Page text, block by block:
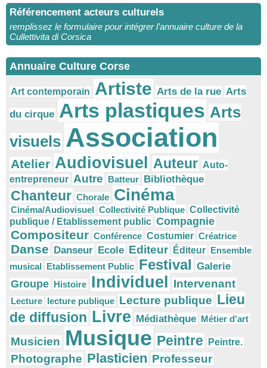
Référencement acteurs culturels
remplissez le formulaire pour intégrer l’annuaire culture de la
Cullettivita di Corsica
Annuaire Culture Corse
Art contemporain Artiste Arts de la rue Arts
du cirque Arts plastiques Arts
visuels Association
Atelier Audiovisuel Auteur Auto-
entrepreneur Autre Batteur Bibliothèque
Chanteur Chorale Cinéma
Cinéma/Audiovisuel Collectivité Publique Collectivité
publique / Etablissement public Compagnie
Compositeur Conférence Costumier Créatrice
Danse Danseur Ecole Editeur Éditeur Ensemble
musical Etablissement Public Festival Galerie
Groupe Histoire Individuel Intervenant
Lecture lecture publique Lecture publique Lieu
de diffusion Livre Médiathèque Métier d'art
Musicien Musique Peintre Peintre.
Photographe Plasticien Professeur